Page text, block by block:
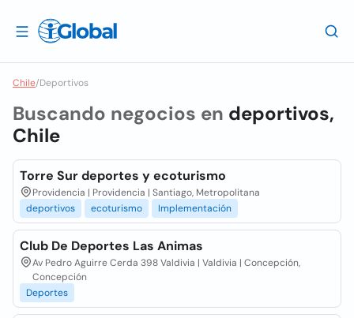
Chile/Deportivos
Buscando negocios en deportivos,
Chile
Torre Sur deportes y ecoturismo
Providencia | Providencia | Santiago, Metropolitana
deportivos
ecoturismo Implementación
Club De Deportes Las Animas
Av Pedro Aguirre Cerda 398 Valdivia | Valdivia | Concepción,
Concepción
Deportes